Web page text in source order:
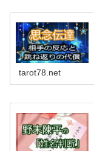
tarot78.net